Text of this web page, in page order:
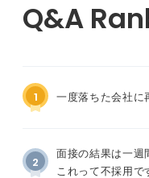
1 一度落ちた会社に
2
面接の結果は一週
これって不採用で